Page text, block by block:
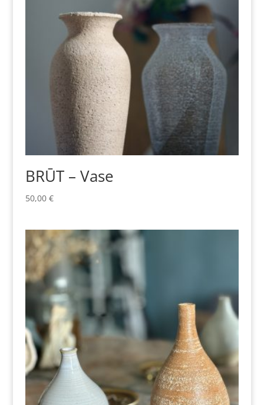
BRŪT – Vase
50,00 €